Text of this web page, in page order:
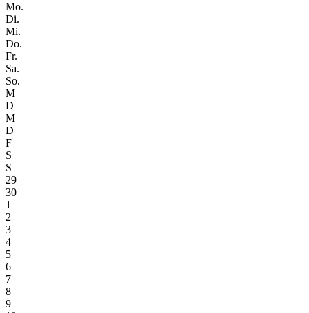
Mo.
Di.
Mi.
Do.
Fr.
Sa.
So.
M
D
M
D
F
S
S
29
30
1
2
3
4
5
6
7
8
9